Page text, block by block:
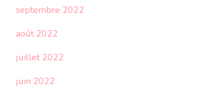
septembre 2022
août 2022
juillet 2022
juin 2022